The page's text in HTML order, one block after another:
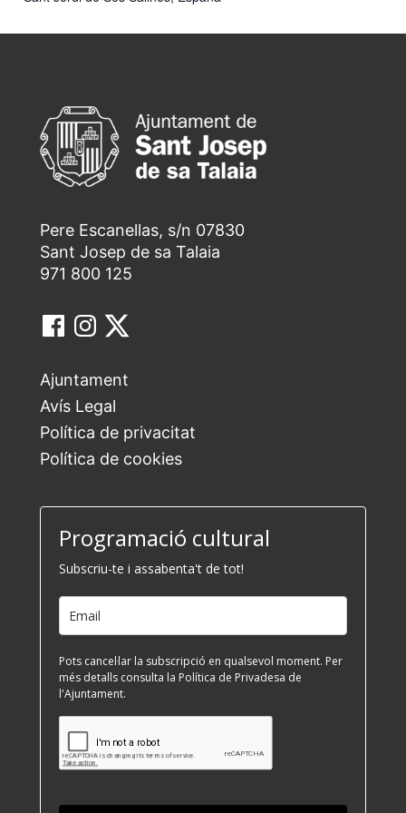
Pere Escanellas, s/n 07830
Sant Josep de sa Talaia
971 800 125
Ajuntament
Avís Legal
Política de privacitat
Política de cookies
Programació cultural
Subscriu-te i assabenta't de tot!
Pots cancel·lar la subscripció en qualsevol moment. Per
més detalls consulta la Política de Privadesa de
l'Ajuntament.